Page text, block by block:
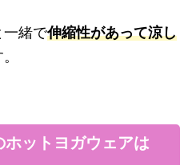
一緒で伸縮性があって涼し
ットヨガウェアは